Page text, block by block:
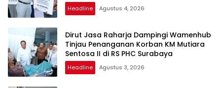
Headline Agustus 4, 2026
Dirut Jasa Raharja Dampingi Wamenhub
Tinjau Penanganan Korban KM Mutiara
Sentosa II di RS PHC Surabaya
Headline Agustus 3, 2026